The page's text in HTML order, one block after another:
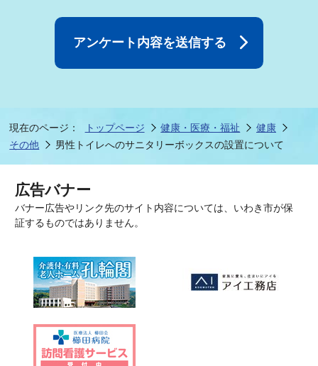
現在のページ： トップページ 健康・医療・福祉
健康
その他
男性トイレへのサニタリーボックスの設置について
広告バナー
バナー広告やリンク先のサイト内容については、いわき市が保
証するものではありません。